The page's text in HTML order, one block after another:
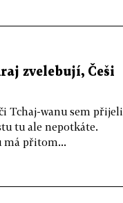
zvelebují, Češi
Tchaj-wanu sem přijeli
tu ale nepotkáte.
má přitom...